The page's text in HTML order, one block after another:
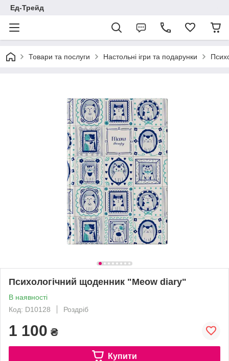
Ед-Трейд
Товари та послуги Настольні ігри та подарунки
Психологічний щоденник "Meow diary"
В наявності
Код: D10128
Роздріб
1 100 ₴
Купити